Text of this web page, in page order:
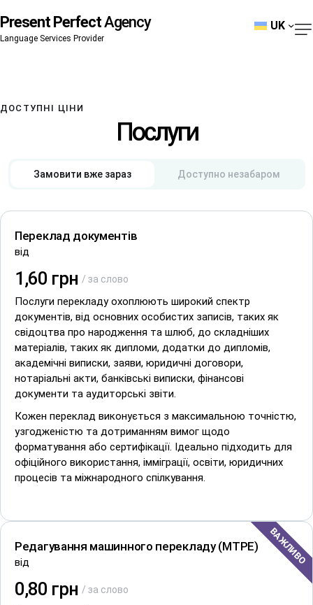
Present PerfectAgency
Language Services Provider
UK
ДОСТУПНІ ЦІНИ
Послуги
Замовити вже зараз Доступно незабаром
Переклад документів
від
1,60 грн / за слово
Послуги перекладу охоплюють широкий спектр
документів, від основних особистих записів, таких як
свідоцтва про народження та шлюб, до складніших
матеріалів, таких як дипломи, додатки до дипломів,
академічні виписки, заяви, юридичні договори,
нотаріальні акти, банківські виписки, фінансові
документи та аудиторські звіти.
Кожен переклад виконується з максимальною точністю,
узгодженістю та дотриманням вимог щодо
форматування або сертифікації. Ідеально підходить для
офіційного використання, імміграції, освіти, юридичних
процесів та міжнародного спілкування.
Редагування машинного перекладу (MTPE)
від
0,80 грн / за слово
ВАЖЛИВО
Засвідчений переклад (українська-німецька)
N/A
Наша служба присяжних перекладів пропонує засвідчені
переклади між українською та німецькою мовами, що
підходять для офіційних документів, що потребують
юридичного засвідчення, таких як свідоцтва про
народження, контракти та судові документи. Ця послуга
гарантує прийняття ваших документів державними
органами, судами та іншими офіційними установами.
Зверніть увагу, що послуга присяжного перекладу
наразі недоступна, але буде запущена найближчим
часом. Слідкуйте за оновленнями — ми з
нетерпінням чекаємо на можливість надавати вам
надійні та сертифіковані перекладацькі послуги
найближчим часом.